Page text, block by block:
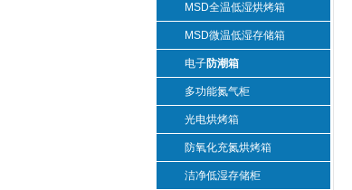
MSD全温低湿烘烤箱
MSD微温低湿存储箱
电子防潮箱
多功能氮气柜
光电烘烤箱
防氧化充氮烘烤箱
洁净低湿存储柜